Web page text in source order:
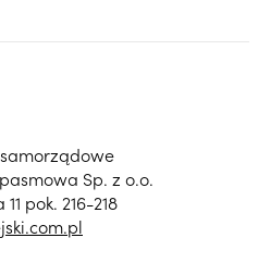
Sp. z o.o.
pok. 216-218